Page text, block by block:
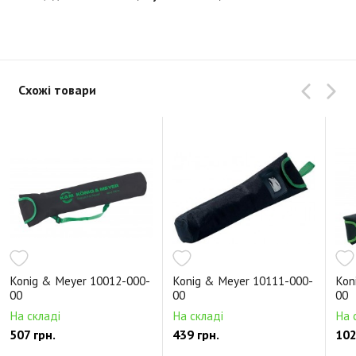
Схожі товари
Konig & Meyer 10012-000-
00
На складі
507 грн.
Konig & Meyer 10111-000-
00
На складі
439 грн.
00
На